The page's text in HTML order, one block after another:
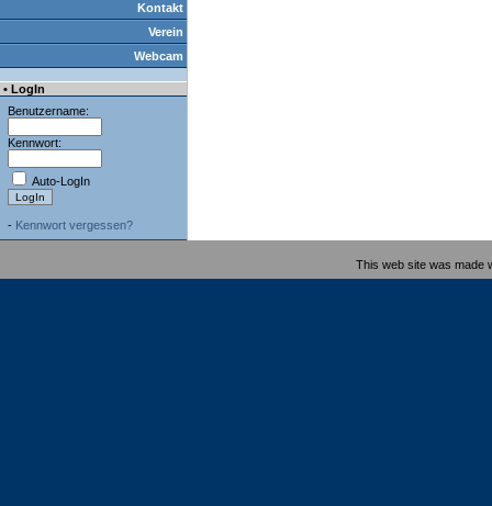
Kontakt
Verein
Webcam
• LogIn
Benutzername:
Kennwort:
Auto-LogIn
- Kennwort vergessen?
This web site was made